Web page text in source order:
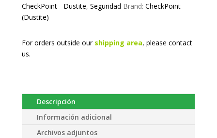
CheckPoint - Dustite, Seguridad Brand: CheckPoint
(Dustite)
For orders outside our shipping area, please contact
us.
Descripción
Información adicional
Archivos adjuntos